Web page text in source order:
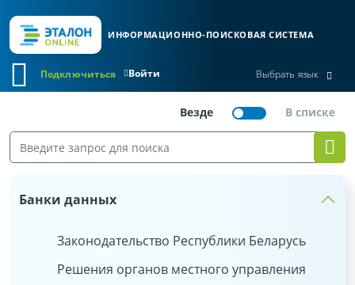
ИНФОРМАЦИОННО-ПОИСКОВАЯ СИСТЕМА
Войти
Подключиться Выбрать язык
Банки данных
Законодательство Республики Беларусь
Решения органов местного управления